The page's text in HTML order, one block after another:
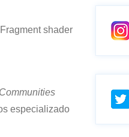
shader
especializado